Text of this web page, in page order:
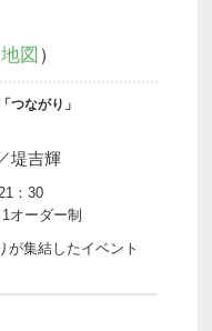
地図 ）
つながり」
堤吉輝
：30
1オーダー制
が集結したイベント